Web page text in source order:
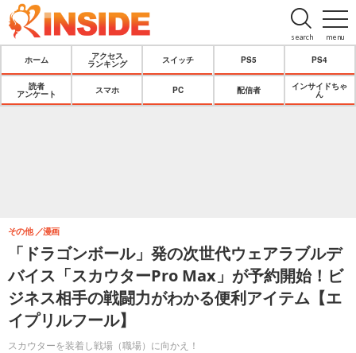
menu
search
ホーム
アクセス
ランキング
スイッチ PS5 PS4
読者
アンケート
スマホ PC 配信者
インサイドちゃ
ん
「ドラゴンボール」発の次世代ウェアラブルデ
バイス「スカウターPro Max」が予約開始！ビ
ジネス相手の戦闘力がわかる便利アイテム【エ
イプリルフール】
スカウターを装着し戦場（職場）に向かえ！
その他 漫画